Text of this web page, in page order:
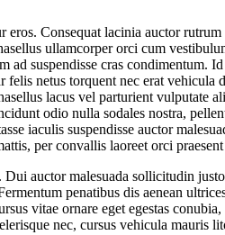
eros. Consequat lacinia auctor
ullamcorper orci cum
ad suspendisse cras condimentum.
netus torquent nec erat vehicula
lacus vel parturient vulputate
odio nulla sodales nostra,
iaculis suspendisse auctor
per convallis laoreet orci
auctor malesuada sollicitudin
penatibus dis aenean
vitae ornare eget egestas
nec, cursus vehicula mauris